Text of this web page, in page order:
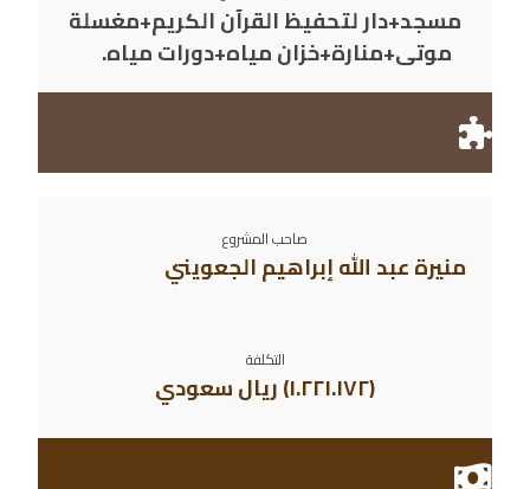
مسجد+دار لتحفيظ القرآن الكريم+مغسلة
موتى+منارة+خزان مياه+دورات مياه.
صاحب المشروع
منيرة عبد الله إبراهيم الجعويني
التكلفة
(١.٢٢١.١٧٢) ريال سعودي